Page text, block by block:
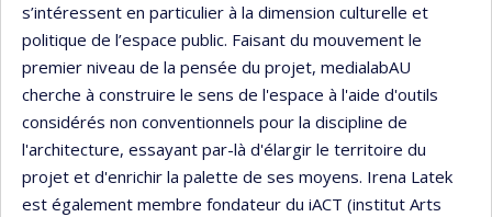
s’intéressent en particulier à la dimension culturelle et
politique de l’espace public. Faisant du mouvement le
premier niveau de la pensée du projet, medialabAU
cherche à construire le sens de l'espace à l'aide d'outils
considérés non conventionnels pour la discipline de
l'architecture, essayant par-là d'élargir le territoire du
projet et d'enrichir la palette de ses moyens. Irena Latek
est également membre fondateur du iACT (institut Arts